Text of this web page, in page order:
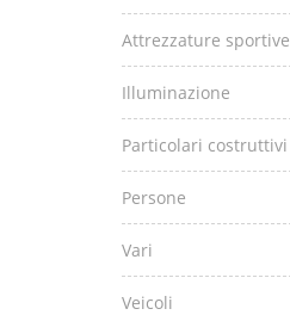
Attrezzature sportive
Illuminazione
Particolari costruttivi
Persone
Vari
Veicoli